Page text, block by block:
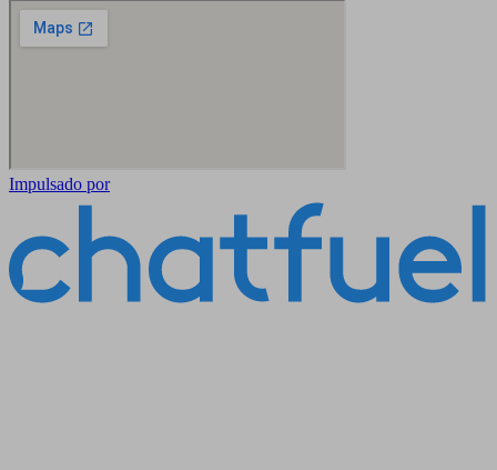
Impulsado por